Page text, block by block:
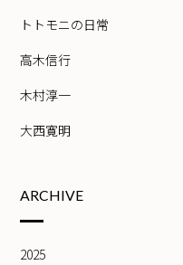
トトモニの日常
高木信行
木村淳一
大西寛明
ARCHIVE
2025